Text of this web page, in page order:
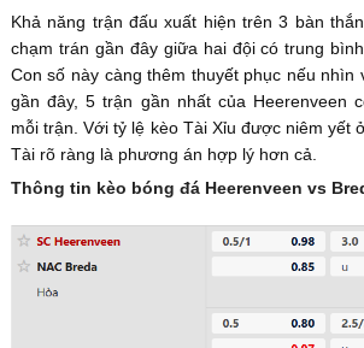
Khả năng trận đấu xuất hiện trên 3 bàn
chạm trán gần đây giữa hai đội có trung
Con số này càng thêm thuyết phục nếu nhìn
gần đây, 5 trận gần nhất của Heerenveen
mỗi trận. Với tỷ lệ kèo Tài Xỉu được niêm yết
Tài rõ ràng là phương án hợp lý hơn cả.
Thông tin kèo bóng đá Heerenveen vs